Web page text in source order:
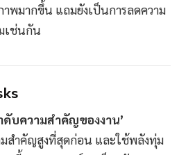
พมากขึ้น แถมยังเป็นการลดความ
เช่นกัน
ดับความสำคัญของงาน’
สำคัญสูงที่สุดก่อน และใช้พลังทุ่ม